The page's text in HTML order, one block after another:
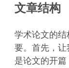
文章结构
学术论文的
要。首先，
是论文的开